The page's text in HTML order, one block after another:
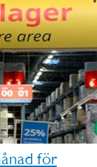
för